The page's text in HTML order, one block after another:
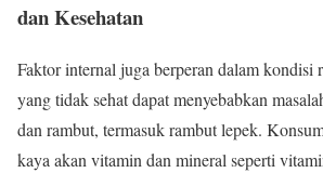
dan Kesehatan
Faktor internal juga berperan dalam kondisi
yang tidak sehat dapat menyebabkan
dan rambut, termasuk rambut lepek.
kaya akan vitamin dan mineral seperti